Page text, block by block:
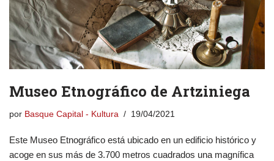
Museo Etnográfico de Artziniega
por Basque Capital - Kultura 19/04/2021
Este Museo Etnográfico está ubicado en un edificio histórico y
acoge en sus más de 3.700 metros cuadrados una magnífica